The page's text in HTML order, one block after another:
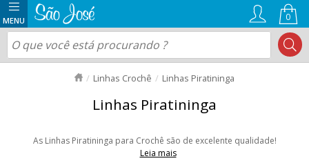
0
Linhas Crochê Linhas Piratininga
Linhas Piratininga
As Linhas Piratininga para Crochê são de excelente qualidade!
Leia mais